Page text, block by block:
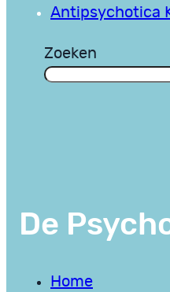
Antipsychotica
Zoeken
De
Home